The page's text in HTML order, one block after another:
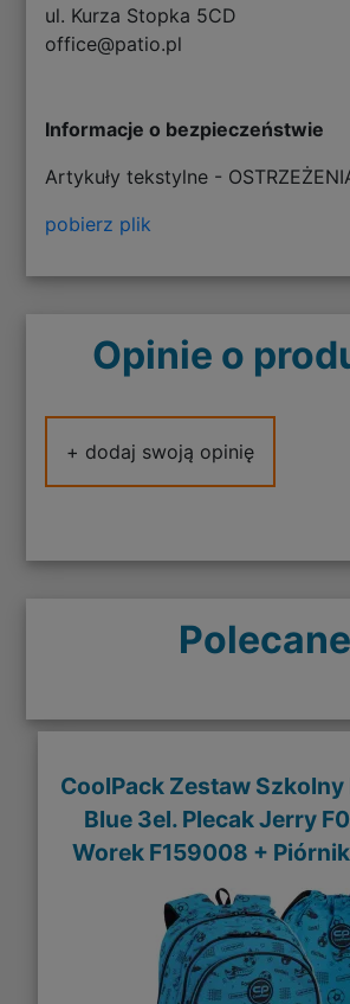
ul. Kurza Stopka 5CD
office@patio.pl
Informacje o bezpieczeństwie
Artykuły tekstylne -
pobierz plik
Opinie o
+ dodaj swoją opinię
Polecane
CoolPack Zestaw Szkolny
Blue 3el. Plecak Jerry
Worek F159008 +